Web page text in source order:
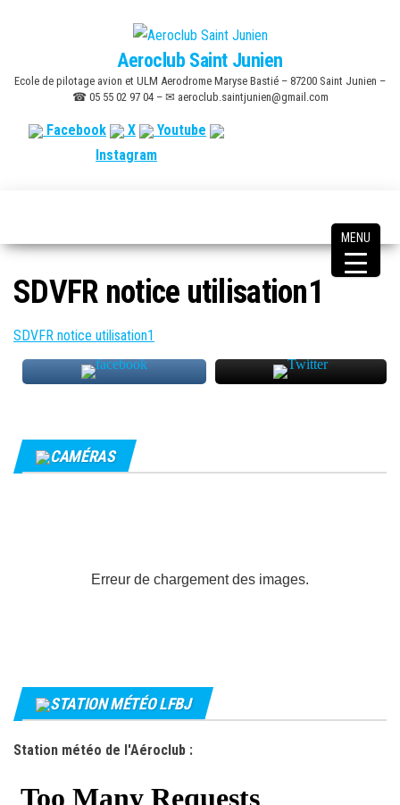
content
Aeroclub Saint Junien
Ecole de pilotage avion et ULM Aerodrome Maryse Bastié – 87200 Saint Junien –
☎ 05 55 02 97 04 – ✉ aeroclub.saintjunien@gmail.com
Facebook X
Youtube
Instagram
SDVFR notice utilisation1
SDVFR notice utilisation1
CAMÉRAS
Erreur de chargement des images.
STATION MÉTÉO LFBJ
Station météo de l'Aéroclub :
MENU